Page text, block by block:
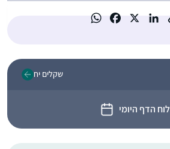
לוח הדף היומי
שקלים יח